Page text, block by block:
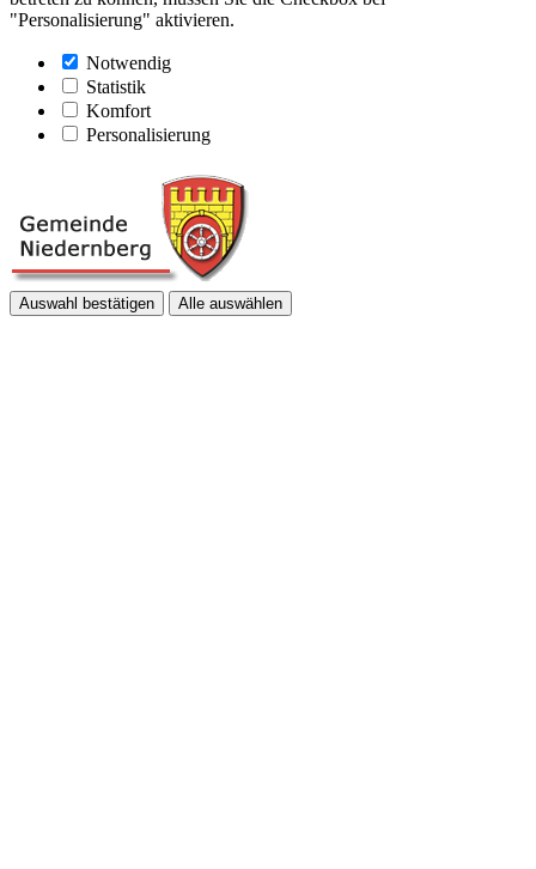
"Personalisierung" aktivieren.
Notwendig
Statistik
Komfort
Personalisierung
Auswahl bestätigen Alle auswählen